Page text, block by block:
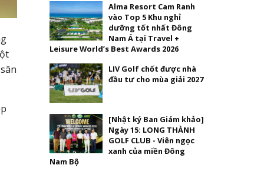
Alma Resort Cam Ranh
vào Top 5 Khu nghỉ
dưỡng tốt nhất Đông
Nam Á tại Travel +
Leisure World’s Best Awards 2026
LIV Golf chốt được nhà
đầu tư cho mùa giải 2027
[Nhật ký Ban Giám khảo]
Ngày 15: LONG THÀNH
GOLF CLUB - Viên ngọc
xanh của miền Đông
Nam Bộ